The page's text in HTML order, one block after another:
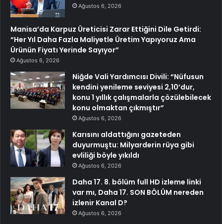
Ağustos 6, 2026
Manisa’da Karpuz Üreticisi Zarar Ettiğini Dile Getirdi:
“Her Yıl Daha Fazla Maliyetle Üretim Yapıyoruz Ama
Ürünün Fiyatı Yerinde Sayıyor”
Ağustos 6, 2026
Niğde Vali Yardımcısı Divili: “Nüfusun
kendini yenileme seviyesi 2,10’dur,
konu 1 yıllık çalışmalarla çözülebilecek
konu olmaktan çıkmıştır”
Ağustos 6, 2026
Karısını aldattığını gazeteden
duyurmuştu: Milyarderin rüya gibi
evliliği böyle yıkıldı
Ağustos 6, 2026
Daha 17. 8. bölüm full HD izleme linki
var mı, Daha 17. SON BÖLÜM nereden
izlenir Kanal D?
Ağustos 6, 2026